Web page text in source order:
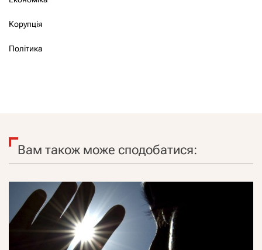
Корупція
Політика
Вам також може сподобатися: